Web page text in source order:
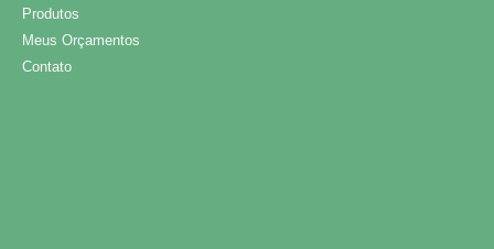
Produtos
Meus Orçamentos
Contato